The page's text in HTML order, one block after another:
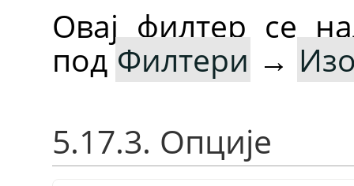
Овај филтер се
под Филтери →
5.17.3. Опције